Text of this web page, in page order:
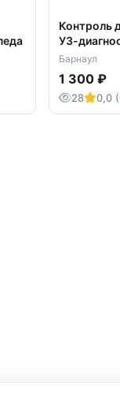
Контроль
УЗ-
Барнаул
1 300 ₽
28 0,0